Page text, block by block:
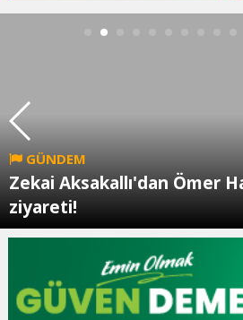
GÜNDEM
Zekai Aksakallı'dan Ömer
ziyareti!